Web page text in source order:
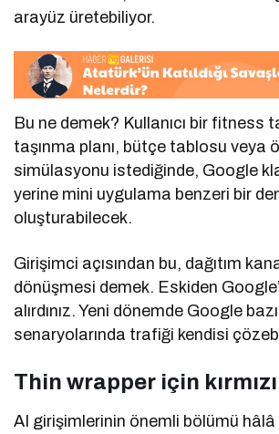
arayüz üretebiliyor.
Bu ne demek? Kullanıcı bir fitness
taşınma planı, bütçe tablosu veya
simülasyonu istediğinde, Google
yerine mini uygulama benzeri bir
oluşturabilecek.
Girişimci açısından bu, dağıtım
dönüşmesi demek. Eskiden
alırdınız. Yeni dönemde Google
senaryolarında trafiği kendisi
Thin wrapper için
AI girişimlerinin önemli bölümü hâlâ